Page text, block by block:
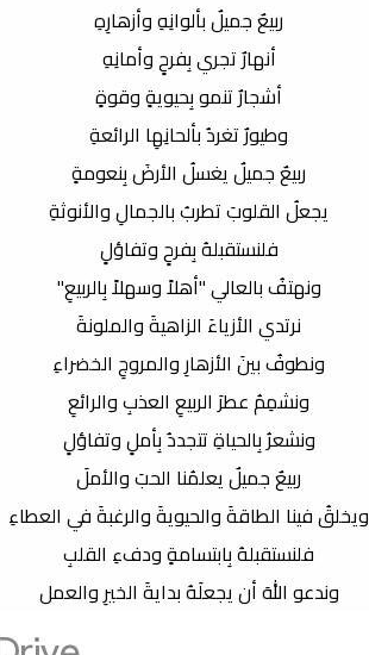
ربيعٌ جميلٌ بألوانِهِ وأزهارِهِ
أنهارٌ تجري بِفرحٍ وأمانِهِ
أشجارٌ تنمو بِحيويةٍ وقوةٍ
وطيورٌ تغردُ بألحانِهِا الرائعةِ
ربيعٌ جميلٌ يغسلُ الأرضَ بِنعومةٍ
يجعلُ القلوبَ تطربُ بالجمالِ والأنوثةِ
فلنستقبلهُ بِفرحٍ وتفاؤلٍ
ونهتفُ بالعالي "أهلاً وسهلاً بِالربيعِ"
نرتدي الأزياءَ الزاهيةَ والملونةَ
ونطوفُ بينَ الأزهارِ والمروجِ الخضراءِ
ونشمِمُ عطرَ الربيعِ العذبِ والرائعِ
ونشعرُ بِالحياةِ تتجددُ بِأملٍ وتفاؤلٍ
ربيعٌ جميلٌ يعلمُنا الحبَ والأملَ
ويخلقُ فينا الطاقةَ والحيويةَ والرغبةَ في العطاءِ
فلنستقبلهُ بِابتسامةٍ ودفءِ القلبِ
وندعو اللهَ أن يجعلَهُ بدايةَ الخيرِ والعمل